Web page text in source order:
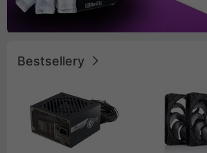
Bestsellery